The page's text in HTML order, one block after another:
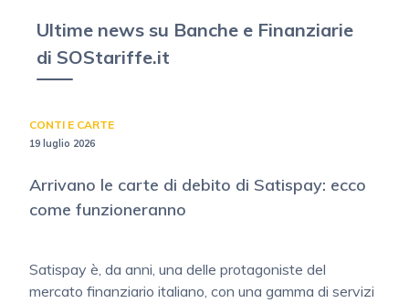
Ultime news su Banche e Finanziarie
di SOStariffe.it
CONTI E CARTE
19 luglio 2026
Arrivano le carte di debito di Satispay: ecco
come funzioneranno
Satispay è, da anni, una delle protagoniste del
mercato finanziario italiano, con una gamma di servizi